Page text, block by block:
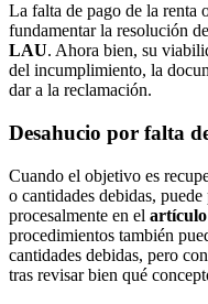
La falta de pago de la renta
fundamentar la resolución
LAU. Ahora bien, su
del incumplimiento, la
dar a la reclamación.
Desahucio por falta
Cuando el objetivo es
o cantidades debidas,
procesalmente en el artículo
procedimientos también
cantidades debidas, pero
tras revisar bien qué